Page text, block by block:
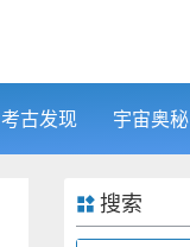
考古发现 宇宙奥秘
搜索